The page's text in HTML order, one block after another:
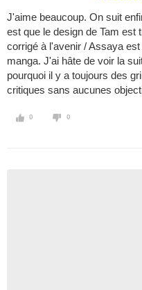
J'aime beaucoup. On suit
est que le design de Tam est
corrigé à l'avenir / Assaya
manga. J'ai hâte de voir la
pourquoi il y a toujours des
critiques sans aucunes
0 0